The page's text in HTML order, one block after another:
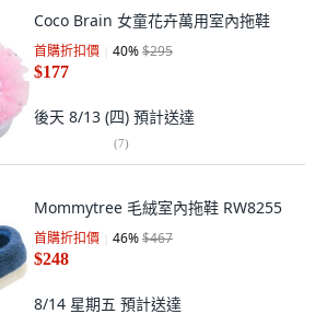
Coco Brain 女童花卉萬用室內拖鞋
首購折扣價 40%$295
$177
後天 8/13 (四) 預計送達
(7)
Mommytree 毛絨室內拖鞋 RW8255
首購折扣價 46%$467
$248
8/14 星期五 預計送達